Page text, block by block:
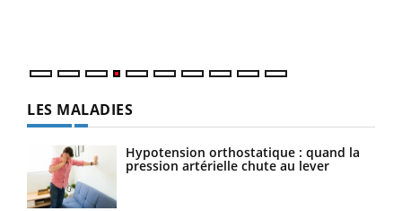
LES MALADIES
Hypotension orthostatique : quand la
pression artérielle chute au lever